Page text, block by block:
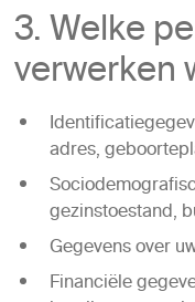
3. Welke
verwerken
adres,
gezinstoestand,
Gegevens over
Financiële